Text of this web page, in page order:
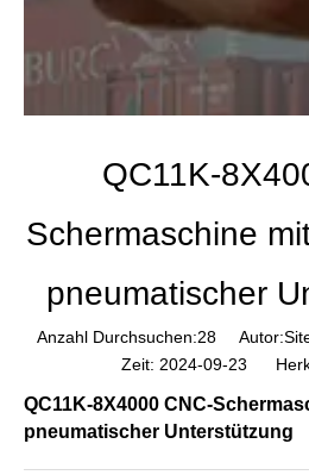
QC11K-
Schermaschine
pneumatischer
Anzahl Durchsuchen:28
Zeit: 2024-09-23
QC11K-8X4000 CNC-
pneumatischer Unterstützung